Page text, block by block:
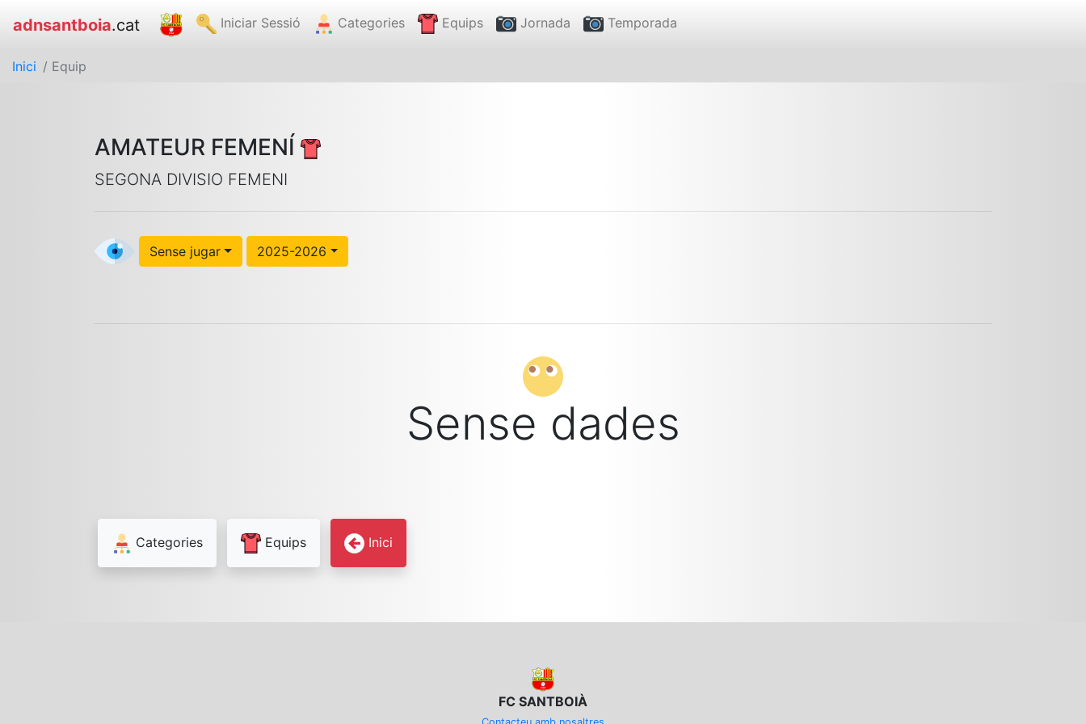
adnsantboia.cat Iniciar Sessió Categories Equips Jornada Temporada
Inici / Equip
AMATEUR FEMENÍ
SEGONA DIVISIO FEMENI
Sense jugar 2025-2026
Sense dades
Categories Equips Inici
FC SANTBOIÀ